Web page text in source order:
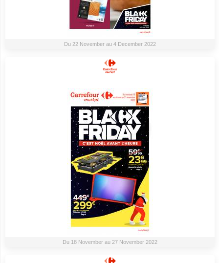
Du 22 November au 4 December 2022
Du 18 November au 27 November 2022